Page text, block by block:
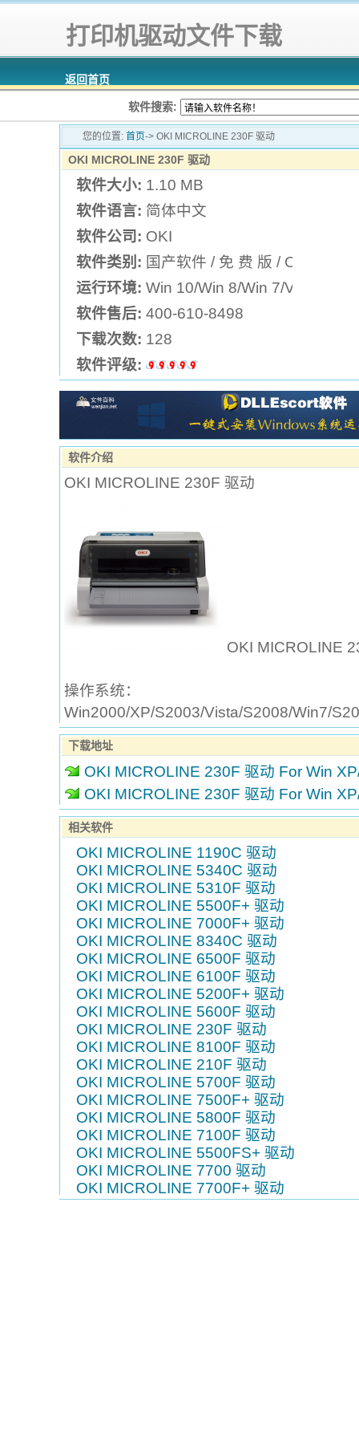
打印机驱动文件下载
返回首页
软件搜索:
您的位置: 首页-> OKI MICROLINE 230F 驱动
OKI MICROLINE 230F 驱动
软件大小: 1.10 MB
软件语言: 简体中文
软件公司: OKI
软件类别: 国产软件 / 免 费 版 / OKI打印
运行环境: Win 10/Win 8/Win 7/Vista/XP
软件售后: 400-610-8498
下载次数: 128
软件评级:
软件介绍
OKI MICROLINE 230F 驱动
OKI MICROLINE
操作系统：
Win2000/XP/S2003/Vista/S2008/Win7/
下载地址
OKI MICROLINE 230F 驱动 For Win
OKI MICROLINE 230F 驱动 For Win
相关软件
OKI MICROLINE 1190C 驱动
OKI MICROLINE 5340C 驱动
OKI MICROLINE 5310F 驱动
OKI MICROLINE 5500F+ 驱动
OKI MICROLINE 7000F+ 驱动
OKI MICROLINE 8340C 驱动
OKI MICROLINE 6500F 驱动
OKI MICROLINE 6100F 驱动
OKI MICROLINE 5200F+ 驱动
OKI MICROLINE 5600F 驱动
OKI MICROLINE 230F 驱动
OKI MICROLINE 8100F 驱动
OKI MICROLINE 210F 驱动
OKI MICROLINE 5700F 驱动
OKI MICROLINE 7500F+ 驱动
OKI MICROLINE 5800F 驱动
OKI MICROLINE 7100F 驱动
OKI MICROLINE 5500FS+ 驱动
OKI MICROLINE 7700 驱动
OKI MICROLINE 7700F+ 驱动